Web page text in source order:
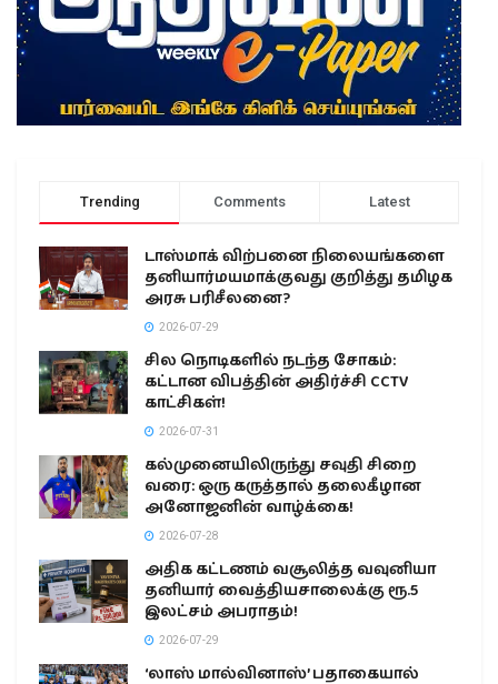
Trending Comments Latest
டாஸ்மாக் விற்பனை நிலையங்களை
தனியார்மயமாக்குவது குறித்து தமிழக
அரசு பரிசீலனை?
2026-07-29
சில நொடிகளில் நடந்த சோகம்:
கட்டான விபத்தின் அதிர்ச்சி CCTV
காட்சிகள்!
2026-07-31
கல்முனையிலிருந்து சவுதி சிறை
வரை: ஒரு கருத்தால் தலைகீழான
அனோஜனின் வாழ்க்கை!
2026-07-28
அதிக கட்டணம் வசூலித்த வவுனியா
தனியார் வைத்தியசாலைக்கு ரூ.5
இலட்சம் அபராதம்!
2026-07-29
‘லாஸ் மால்வினாஸ்’ பதாகையால்